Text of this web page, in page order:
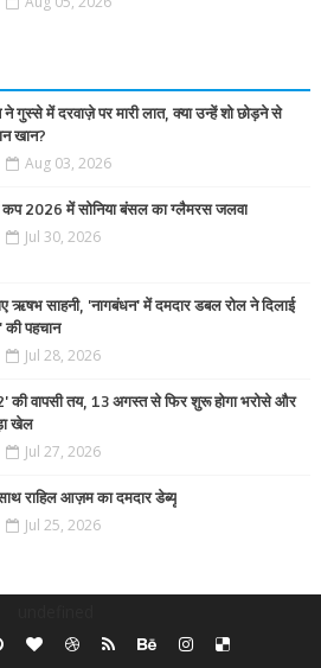
गुस्से में दरवाज़े पर मारी लात, क्या उन्हें शो छोड़ने से
खान?
Aug 03, 2026
कप 2026 में सोनिया बंसल का ग्लैमरस जलवा
Jul 30, 2026
ऋषभ साहनी, 'नागबंधन' में दमदार डबल रोल ने दिलाई
की पहचान
Jul 28, 2026
की वापसी तय, 13 अगस्त से फिर शुरू होगा भरोसे और
खेल
Jul 27, 2026
राहिल आज़म का दमदार डेब्यू
Jul 25, 2026